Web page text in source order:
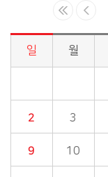
시정소식>시정 캘린더 게시판의 (2024년 06월) 달력형태로 일정명, 일정내용을 제공합니다.
일 월
2 3
9 10